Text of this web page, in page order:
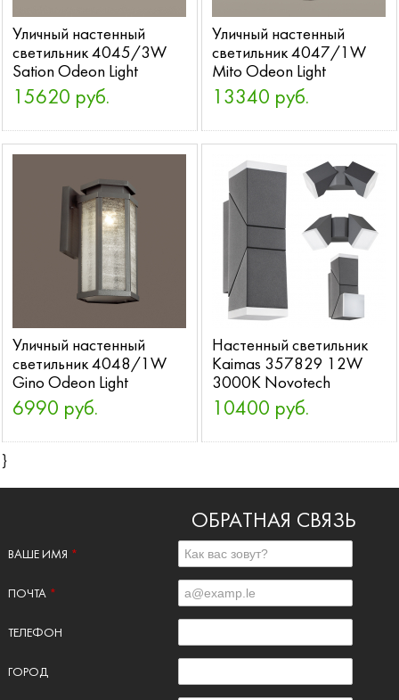
Уличный настенный
светильник 4045/3W
Sation Odeon Light
15620 руб.
Уличный настенный
светильник 4047/1W
Mito Odeon Light
13340 руб.
Уличный настенный
светильник 4048/1W
Gino Odeon Light
6990 руб.
Настенный светильник
Kaimas 357829 12W
3000K Novotech
10400 руб.
}
ОБРАТНАЯ СВЯЗЬ
ВАШЕ ИМЯ *
ПОЧТА *
ТЕЛЕФОН
ГОРОД